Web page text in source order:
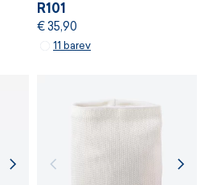
R101
€ 35,90
11 barev